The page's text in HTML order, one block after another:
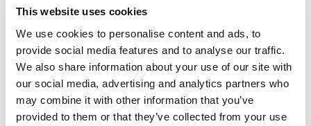
This website uses cookies
We use cookies to personalise content and ads, to
provide social media features and to analyse our traffic.
We also share information about your use of our site with
our social media, advertising and analytics partners who
may combine it with other information that you’ve
provided to them or that they’ve collected from your use
Gör en retur enkelt på www.mirka.com/sv-
fi/support/returnera-en-vara/
Produktinformation